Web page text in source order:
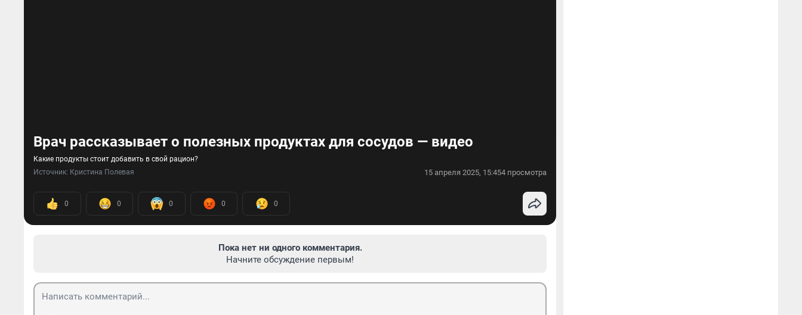
Врач рассказывает о полезных продуктах для сосудов — видео
Какие продукты стоит добавить в свой рацион?
Источник: Кристина Полевая 15 апреля 2025, 15:454 просмотра
0 0 0 0 0
Пока нет ни одного комментария.
Начните обсуждение первым!